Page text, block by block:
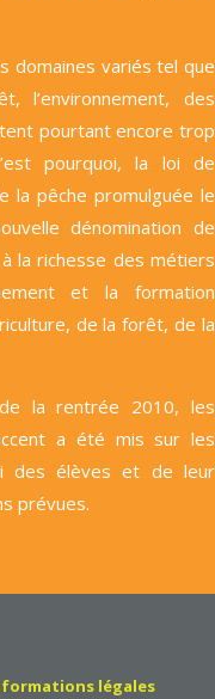
domaines variés tel que
l’environnement, des
pourtant encore trop
pourquoi, la loi de
la pêche promulguée le
dénomination de
la richesse des métiers
et la formation
de la forêt, de la
la rentrée 2010, les
a été mis sur les
des élèves et de leur
prévues.
légales